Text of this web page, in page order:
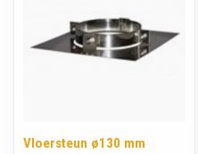
Vloersteun ø130 mm